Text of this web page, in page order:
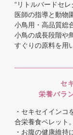
“リトルバードセ
医師の指導と動物
小鳥用・高品質総
小鳥の成長段階や
すぐりの原料を用
セ
栄養バラ
・セキセイイン
合栄養食ペレット。
・お腹の健康維